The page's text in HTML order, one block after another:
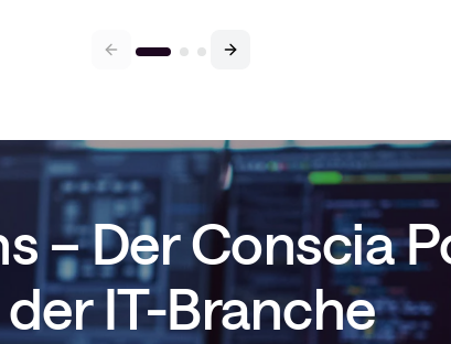
– Der Conscia
IT-Branche